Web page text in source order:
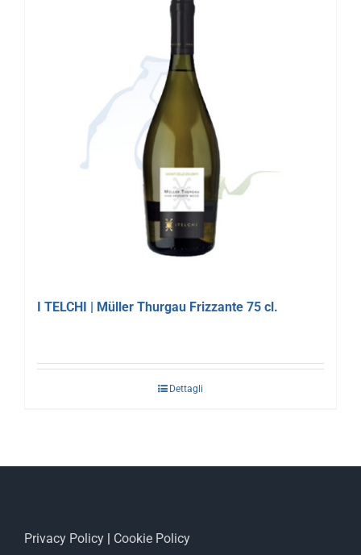
I TELCHI | Müller Thurgau Frizzante 75 cl.
Dettagli
Privacy Policy Cookie Policy